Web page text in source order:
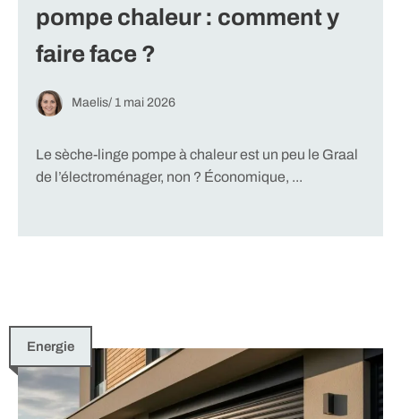
pompe chaleur : comment y
faire face ?
Maelis/ 1 mai 2026
Le sèche-linge pompe à chaleur est un peu le Graal
de l’électroménager, non ? Économique, ...
Energie